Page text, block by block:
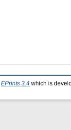
EPrints 3.4 which is